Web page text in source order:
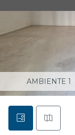
AMBIENTE 1